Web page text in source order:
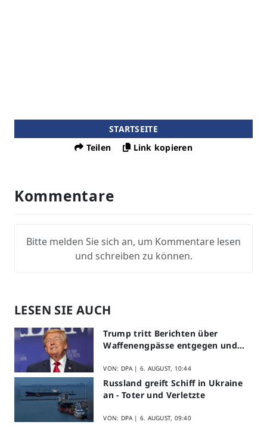
STARTSEITE
Teilen
Link kopieren
Kommentare
Bitte melden Sie sich an, um Kommentare lesen
und schreiben zu können.
LESEN SIE AUCH
Trump tritt Berichten über
Waffenengpässe entgegen und
VON: DPA | 6. AUGUST, 10:44
Russland greift Schiff in Ukraine
an - Toter und Verletzte
VON: DPA | 6. AUGUST, 09:40